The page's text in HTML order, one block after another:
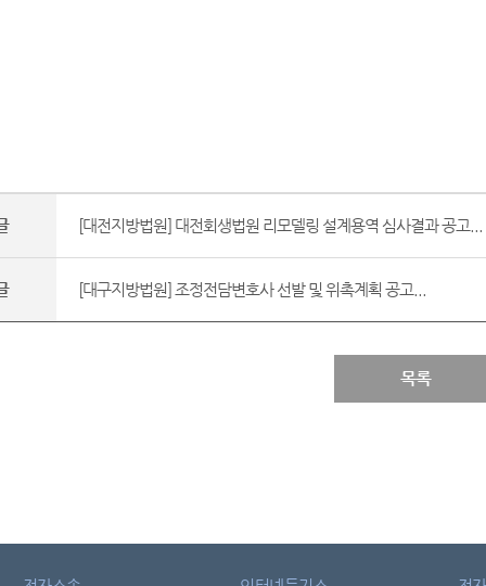
[대전지방법원] 대전회생법원 리모델링 설계용역 심사결과 공고...
[대구지방법원] 조정전담변호사 선발 및 위촉계획 공고...
목록